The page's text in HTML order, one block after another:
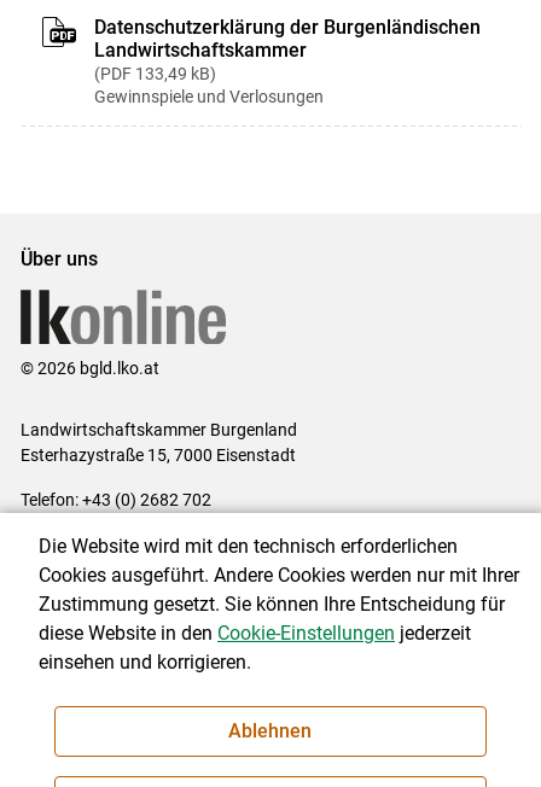
Datenschutzerklärung der Burgenländischen
Landwirtschaftskammer
PDF 133,49 kB
Gewinnspiele und Verlosungen
Über uns
© 2026 bgld.lko.at
Landwirtschaftskammer Burgenland
Esterhazystraße 15, 7000 Eisenstadt
Telefon: +43 (0) 2682 702
Impressum|Kontakt|Datenschutzerklärung|Barrierefreiheit|
Cookie-Einstellungen
NEWSLETTER
Die Website wird mit den technisch erforderlichen
Cookies ausgeführt. Andere Cookies werden nur mit Ihrer
Zustimmung gesetzt. Sie können Ihre Entscheidung für
diese Website in den Cookie-Einstellungen jederzeit
einsehen und korrigieren.
Ablehnen